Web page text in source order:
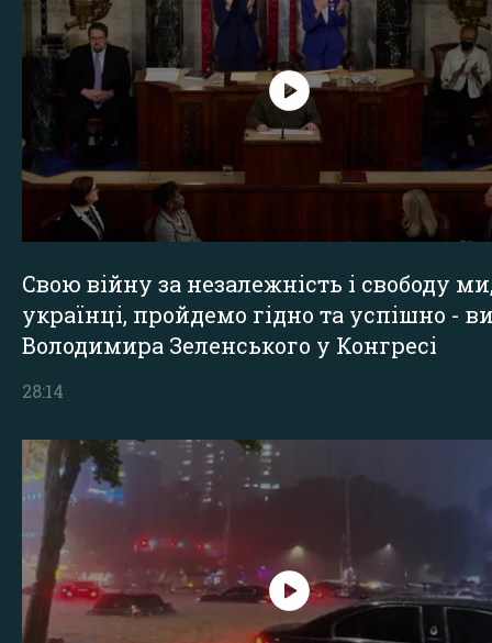
Свою війну за незалежність і свободу
українці, пройдемо гідно та успішно -
Володимира Зеленського у Конгресі
28:14